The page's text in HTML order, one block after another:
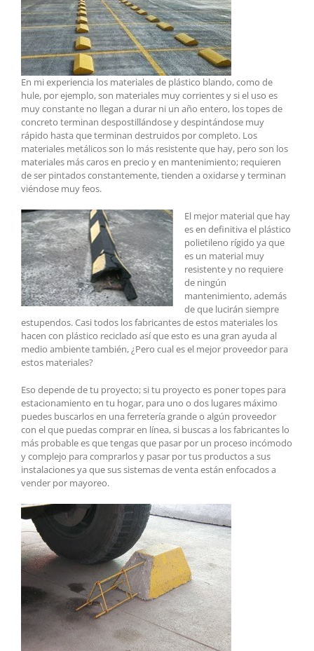
En mi experiencia los materiales de plástico blando, como de
hule, por ejemplo, son materiales muy corrientes y si el uso es
muy constante no llegan a durar ni un año entero, los topes de
concreto terminan despostillándose y despintándose muy
rápido hasta que terminan destruidos por completo. Los
materiales metálicos son lo más resistente que hay, pero son los
materiales más caros en precio y en mantenimiento; requieren
de ser pintados constantemente, tienden a oxidarse y terminan
viéndose muy feos.
El mejor material que hay
es en definitiva el plástico
polietileno rígido ya que
es un material muy
resistente y no requiere
de ningún
mantenimiento, además
de que lucirán siempre
estupendos. Casi todos los fabricantes de estos materiales los
hacen con plástico reciclado así que esto es una gran ayuda al
medio ambiente también, ¿Pero cual es el mejor proveedor para
estos materiales?
Eso depende de tu proyecto; si tu proyecto es poner topes para
estacionamiento en tu hogar, para uno o dos lugares máximo
puedes buscarlos en una ferretería grande o algún proveedor
con el que puedas comprar en línea, si buscas a los fabricantes lo
más probable es que tengas que pasar por un proceso incómodo
y complejo para comprarlos y pasar por tus productos a sus
instalaciones ya que sus sistemas de venta están enfocados a
vender por mayoreo.